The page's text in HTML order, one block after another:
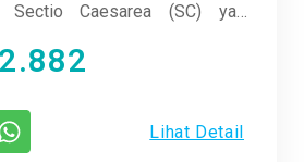
Sectio Caesarea (SC) yang
dan perhatian khusus
yang akan segera lahir. Di RS
kami memahami bahwa
bayi baru dalam keluarga adalah
Lihat Detail